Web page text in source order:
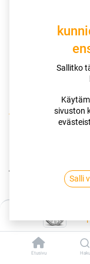
Etusivu Haku
Kauppa
ALCAR
ALCAR
6.5x17 5/
117,00€/ kpl
Sallitko
sivuston
Salli